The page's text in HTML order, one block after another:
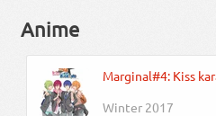
Anime
Marginal#4: Kiss
Winter 2017